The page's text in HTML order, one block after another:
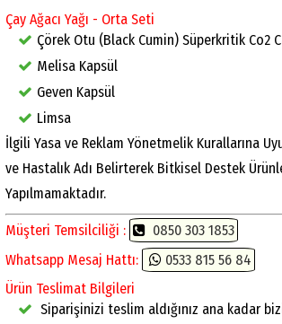
Çay Ağacı Yağı - Orta Seti
Çörek Otu (Black Cumin) Süperkritik Co2
Melisa Kapsül
Geven Kapsül
Limsa
İlgili Yasa ve Reklam Yönetmelik Kurallarına
ve Hastalık Adı Belirterek Bitkisel Destek
Yapılmamaktadır.
Müşteri Temsilciliği :
0850 303 1853
Whatsapp Mesaj Hattı:
0533 815 56 84
Ürün Teslimat Bilgileri
Siparişinizi teslim aldığınız ana kadar